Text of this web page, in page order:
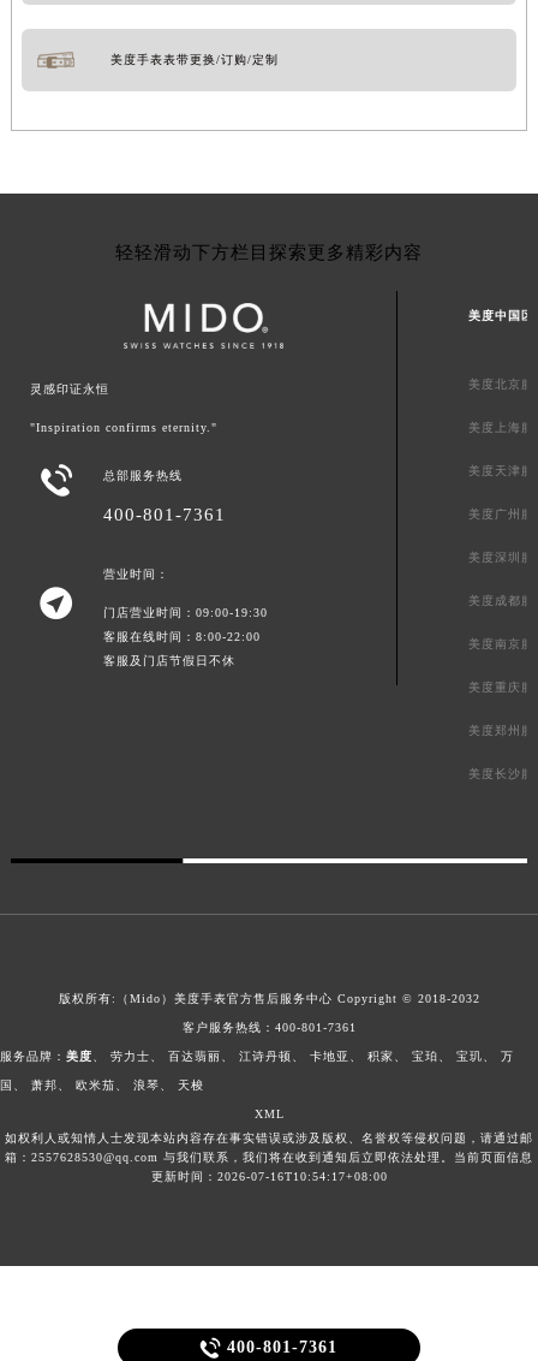
美度手表表带更换/订购/定制
轻轻滑动下方栏目探索更多精彩内容
灵感印证永恒
"Inspiration confirms eternity."
 总部服务热线
400-801-7361

营业时间：
门店营业时间：09:00-19:30
客服在线时间：8:00-22:00
客服及门店节假日不休
美度中国区
美度北京服
美度上海服
美度天津服
美度广州服
美度深圳服
美度成都服
美度南京服
美度重庆服
美度郑州服
美度长沙服
版权所有:（Mido） 美度手表官方售后服务中心 Copyright © 2018-2032
客户服务热线： 400-801-7361
服务品牌： 美度 劳力士 百达翡丽 江诗丹顿 卡地亚 积家 宝珀 宝玑 万
国 萧邦 欧米茄 浪琴 天梭
XML
如权利人或知情人士发现本站内容存在事实错误或涉及版权、名誉权等侵权问题，请通过邮
箱：2557628530@qq.com 与我们联系，我们将在收到通知后立即依法处理。当前页面信息
更新时间：2026-07-16T10:54:17+08:00
 400-801-7361